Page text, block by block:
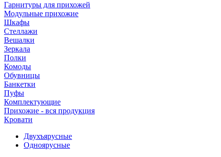
Гарнитуры для прихожей
Модульные прихожие
Шкафы
Стеллажи
Вешалки
Зеркала
Полки
Комоды
Обувницы
Банкетки
Пуфы
Комплектующие
Прихожие - вся продукция
Кровати
Двухъярусные
Одноярусные